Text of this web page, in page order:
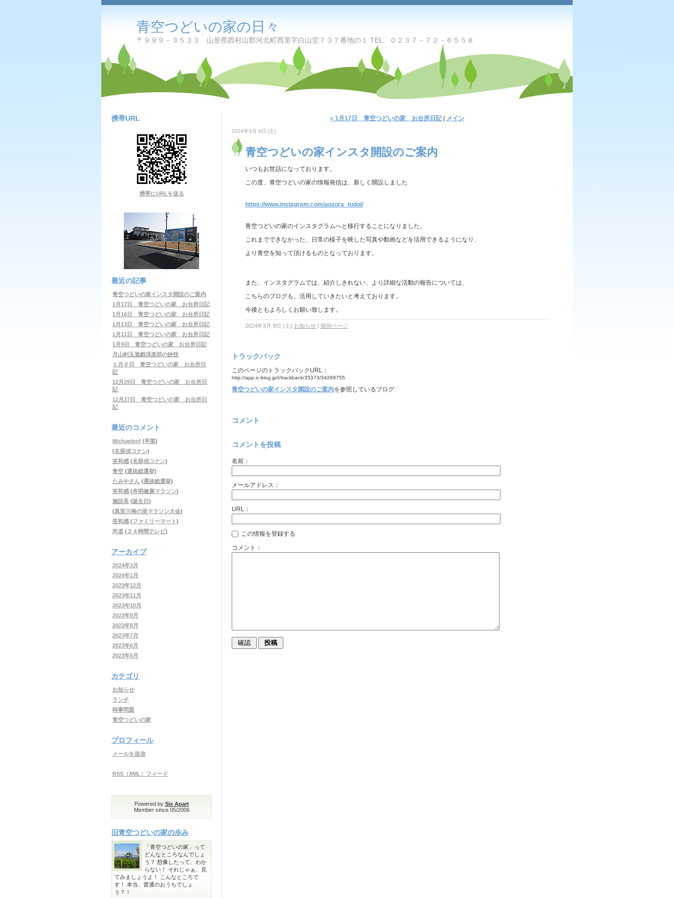
青空つどいの家の日々
〒９９９－３５３３ 山形県西村山郡河北町西里字白山堂７３７番地の１ TEL ０２３７－７２－６５５８
携帯URL
携帯にURLを送る
最近の記事
青空つどいの家インスタ開設のご案内
1月17日 青空つどいの家 お台所日記
1月16日 青空つどいの家 お台所日記
1月13日 青空つどいの家 お台所日記
1月11日 青空つどいの家 お台所日記
1月9日 青空つどいの家 お台所日記
月山剣玉遊戯倶楽部の妙技
１月６日 青空つどいの家 お台所日
記
12月29日 青空つどいの家 お台所日
記
12月27日 青空つどいの家 お台所日
記
最近のコメント
Michaelpef (卒業)
(名探偵コナン)
笑和感 (名探偵コナン)
青空 (選抜総選挙)
たみやさん (選抜総選挙)
笑和感 (舟唄健康マラソン)
施設長 (誕生日)
(真室川梅の里マラソン大会)
笑和感 (ファミリーマート)
尚道 ( ２４時間テレビ)
アーカイブ
2024年3月
2024年1月
2023年12月
2023年11月
2023年10月
2023年9月
2023年8月
2023年7月
2023年6月
2023年5月
カテゴリ
お知らせ
ランチ
時事問題
青空つどいの家
プロフィール
メールを送信
RSS（XML）フィード
Powered by Six Apart
Member since 05/2006
旧青空つどいの家の歩み
「青空つどいの家」って
どんなところなんでしょ
う？ 想像したって、わか
らない！ それじゃぁ、見
てみましょうよ！ こんなところで
す！ 本当、普通のおうちでしょ
う？！
« 1月17日 青空つどいの家 お台所日記| メイン
2024年3月 9日 (土)
青空つどいの家インスタ開設のご案内
いつもお世話になっております。
この度、青空つどいの家の情報発信は、新しく開設しました
https://www.instagram.com/aozora_tudoi/
青空つどいの家のインスタグラムへと移行することになりました。
これまでできなかった、日常の様子を映した写真や動画などを活用できるようになり、
より青空を知って頂けるものとなっております。
また、インスタグラムでは、紹介しきれない、より詳細な活動の報告については、
こちらのブログも、活用していきたいと考えております。
今後ともよろしくお願い致します。
2024年3月 9日 (土) お知らせ | 個別ページ
トラックバック
このページのトラックバックURL：
http://app.ic-blog.jp/t/trackback/35373/34268755
青空つどいの家インスタ開設のご案内を参照しているブログ:
コメント
コメントを投稿
名前：
メールアドレス：
URL：
この情報を登録する
コメント：